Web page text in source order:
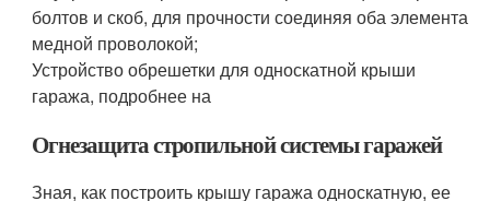
болтов и скоб, для прочности соединяя оба элемента
медной проволокой;
Устройство обрешетки для односкатной крыши
гаража, подробнее на
Огнезащита стропильной системы гаражей
Зная, как построить крышу гаража односкатную, ее